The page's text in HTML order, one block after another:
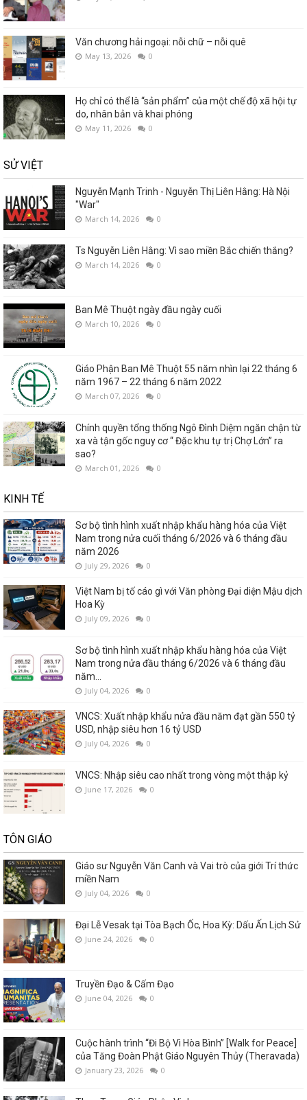
Văn chương hải ngoại: nỗi chữ – nỗi quê
May 13, 2026 0
Họ chỉ có thể là “sản phẩm” của một chế độ xã hội tự
do, nhân bản và khai phóng
May 11, 2026 0
SỬ VIỆT
Nguyễn Mạnh Trinh - Nguyễn Thị Liên Hằng: Hà Nội
"War"
March 14, 2026 0
Ts Nguyễn Liên Hằng: Vì sao miền Bắc chiến thắng?
March 14, 2026 0
Ban Mê Thuột ngày đầu ngày cuối
March 10, 2026 0
Giáo Phận Ban Mê Thuột 55 năm nhìn lại 22 tháng 6
năm 1967 – 22 tháng 6 năm 2022
March 07, 2026 0
Chính quyền tổng thống Ngô Đình Diệm ngăn chận từ
xa và tận gốc nguy cơ “ Đặc khu tự trị Chợ Lớn” ra
sao?
March 01, 2026 0
KINH TẾ
Sơ bộ tình hình xuất nhập khẩu hàng hóa của Việt
Nam trong nửa cuối tháng 6/2026 và 6 tháng đầu
năm 2026
July 29, 2026 0
Việt Nam bị tố cáo gì với Văn phòng Đại diện Mậu dịch
Hoa Kỳ
July 09, 2026 0
Sơ bộ tình hình xuất nhập khẩu hàng hóa của Việt
Nam trong nửa đầu tháng 6/2026 và 6 tháng đầu
năm...
July 04, 2026 0
VNCS: Xuất nhập khẩu nửa đầu năm đạt gần 550 tỷ
USD, nhập siêu hơn 16 tỷ USD
July 04, 2026 0
VNCS: Nhập siêu cao nhất trong vòng một thập kỷ
June 17, 2026 0
TÔN GIÁO
Giáo sư Nguyễn Văn Canh và Vai trò của giới Trí thức
miền Nam
July 04, 2026 0
Đại Lễ Vesak tại Tòa Bạch Ốc, Hoa Kỳ: Dấu Ấn Lịch Sử
June 24, 2026 0
Truyền Đạo & Cấm Đạo
June 04, 2026 0
Cuộc hành trình “Đi Bộ Vì Hòa Bình” [Walk for Peace]
của Tăng Đoàn Phật Giáo Nguyên Thủy (Theravada)
January 23, 2026 0